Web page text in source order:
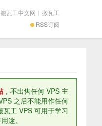
RSS订阅
搬瓦工中文网 | 搬瓦工
，不出售任何 VPS 主
之后不能用作任何
工 VPS 可用于学习
途。